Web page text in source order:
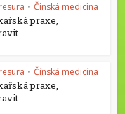
• Čínská medicína
praxe,
• Čínská medicína
praxe,